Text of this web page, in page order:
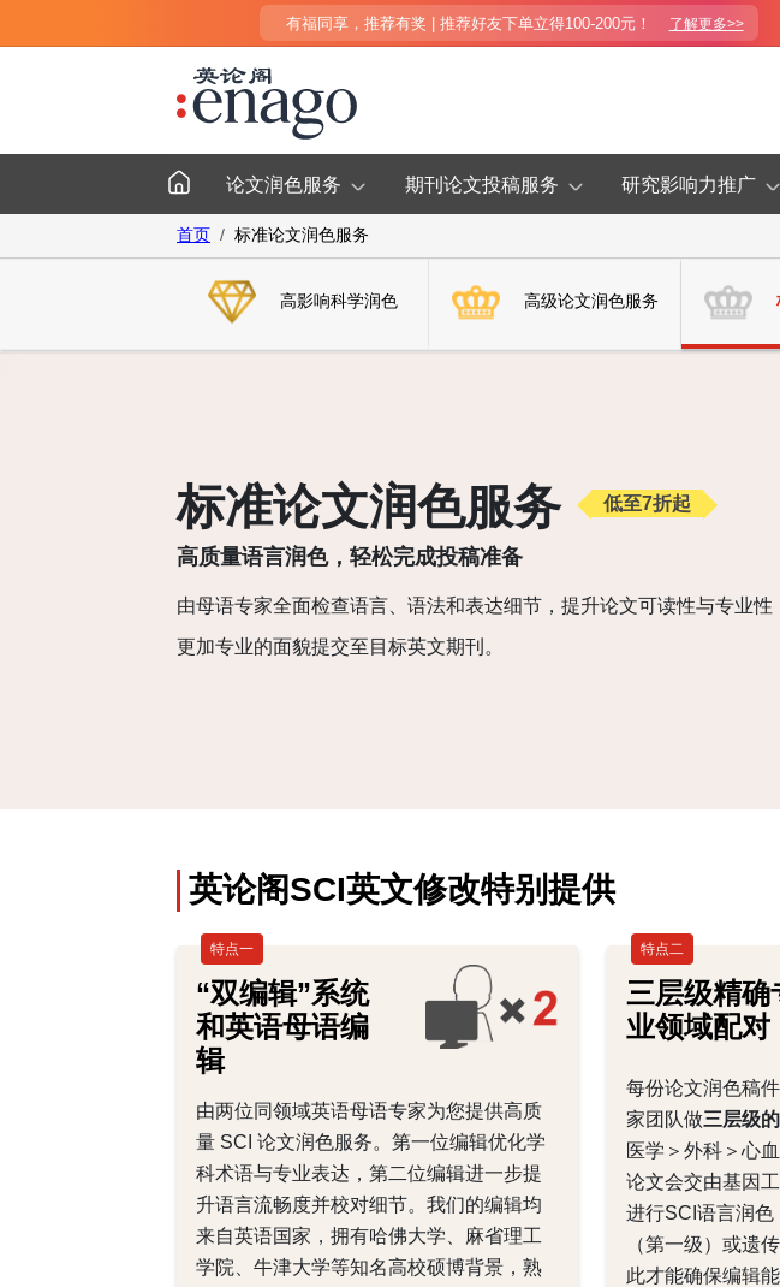
有福同享，推荐有奖 | 推荐好友下单立得100-200元！ 了解更多>>
论文润色服务 期刊论文投稿服务 研究影响力推广
首页 标准论文润色服务
高影响科学润色 高级论文润色服务
标准论文润色服务 低至7折起
高质量语言润色，轻松完成投稿准备
由母语专家全面检查语言、语法和表达细节，提升论文可读性与专业性
更加专业的面貌提交至目标英文期刊。
英论阁SCI英文修改特别提供
特点一
“双编辑”系统
和英语母语编
辑
由两位同领域英语母语专家为您提供高质
量 SCI 论文润色服务。第一位编辑优化学
科术语与专业表达，第二位编辑进一步提
升语言流畅度并校对细节。我们的编辑均
来自英语国家，拥有哈佛大学、麻省理工
学院、牛津大学等知名高校硕博背景，熟
特点二
三层级精确
业领域配对
每份论文润色稿
家团队做三层级
医学＞外科＞心
论文会交由基因
进行SCI语言润色
（第一级）或遗
此才能确保编辑